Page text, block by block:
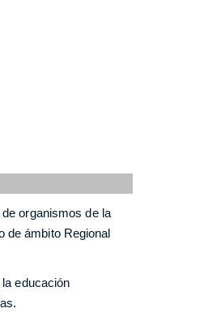
organismos de la
de ámbito Regional
educación